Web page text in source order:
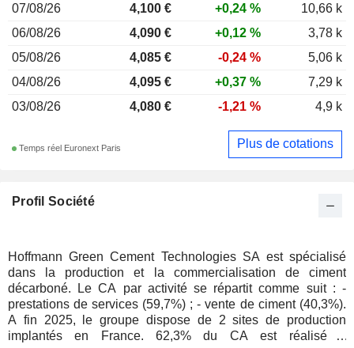
Profil Société
Hoffmann Green Cement Technologies SA est spécialisé
dans la production et la commercialisation de ciment
décarboné. Le CA par activité se répartit comme suit : -
prestations de services (59,7%) ; - vente de ciment (40,3%).
A fin 2025, le groupe dispose de 2 sites de production
implantés en France. 62,3% du CA est réalisé à
07/08/26
4,100 € +0,24 %
10,66 k
06/08/26
4,090 € +0,12 %
3,78 k
05/08/26
4,085 € -0,24 %
5,06 k
04/08/26
4,095 € +0,37 %
7,29 k
03/08/26
4,080 € -1,21 % 4,9 k
Temps réel Euronext Paris Plus de cotations